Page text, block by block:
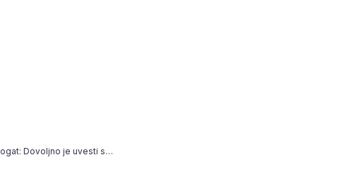
Umirovljenički život može biti bogat: Dovoljno je uvesti samo nekoliko promjena